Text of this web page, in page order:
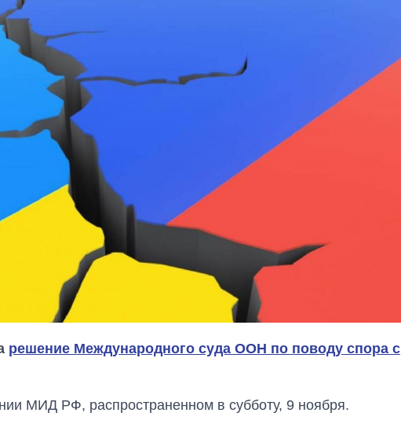
решение Международного суда ООН по поводу спора с
МИД РФ, распространенном в субботу, 9 ноября.